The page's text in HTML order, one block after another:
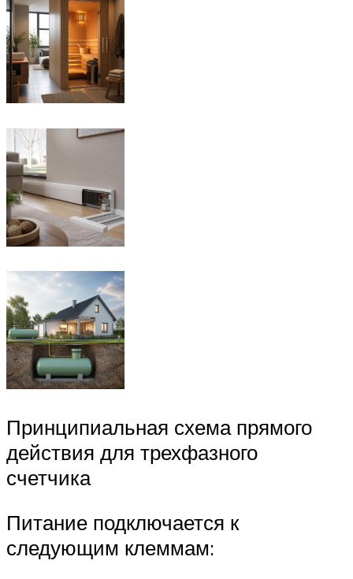
Принципиальная схема прямого
действия для трехфазного
счетчика
Питание подключается к
следующим клеммам: